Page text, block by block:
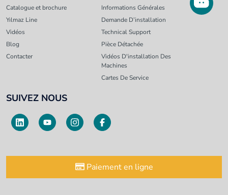
Catalogue et brochure
Yılmaz Line
Vidéos
Blog
Contacter
Informations Générales
Demande D’installation
Technical Support
Pièce Détachée
Vidéos D'installation Des
Machines
Cartes De Service
SUIVEZ NOUS
Paiement en ligne